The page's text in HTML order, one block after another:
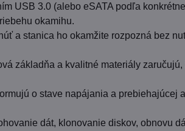
USB 3.0 (alebo eSATA podľa
okamihu.
a stanica ho okamžite rozpozná bez
základňa a kvalitné materiály
o stave napájania a prebiehajúcej
dát, klonovanie diskov, obnovu